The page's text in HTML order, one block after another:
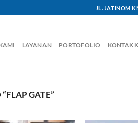
JL. JATINOM
LAYANAN PORTOFOLIO KONTAK
GATE”